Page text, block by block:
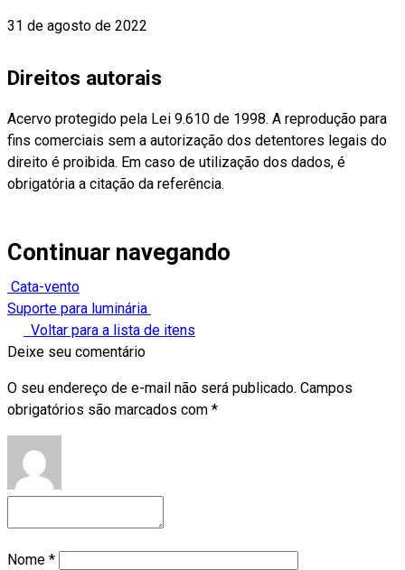
31 de agosto de 2022
Direitos autorais
Acervo protegido pela Lei 9.610 de 1998. A reprodução para
fins comerciais sem a autorização dos detentores legais do
direito é proibida. Em caso de utilização dos dados, é
obrigatória a citação da referência.
Continuar navegando
Cata-vento
Suporte para luminária
Voltar para a lista de itens
Deixe seu comentário
O seu endereço de e-mail não será publicado. Campos
obrigatórios são marcados com *
Nome *